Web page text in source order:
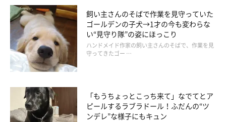
飼い主さんのそばで作業を見守っていた
ゴールデンの子犬→1才の今も変わらな
い“見守り隊”の姿にほっこり
ハンドメイド作家の飼い主さんのそばで、作業を見
守ってきたゴー …
「もうちょっとこっち来て」なでてとア
ピールするラブラドール！ふだんの“ツ
ンデレ”な様子にもキュン